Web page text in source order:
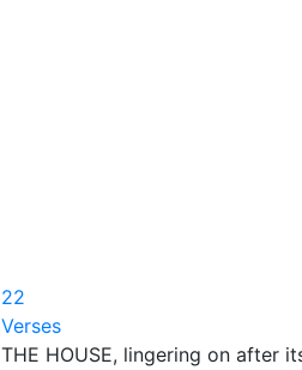
22
Verses
THE HOUSE, lingering on after